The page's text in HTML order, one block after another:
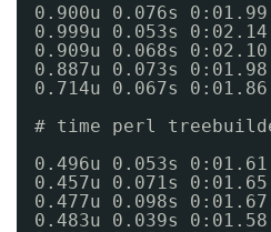
0.900u 0.076s 0:01.99
0.999u 0.053s 0:02.14
0.909u 0.068s 0:02.10
0.887u 0.073s 0:01.98
0.714u 0.067s 0:01.86
# time perl
0.496u 0.053s 0:01.61
0.457u 0.071s 0:01.65
0.477u 0.098s 0:01.67
0.483u 0.039s 0:01.58